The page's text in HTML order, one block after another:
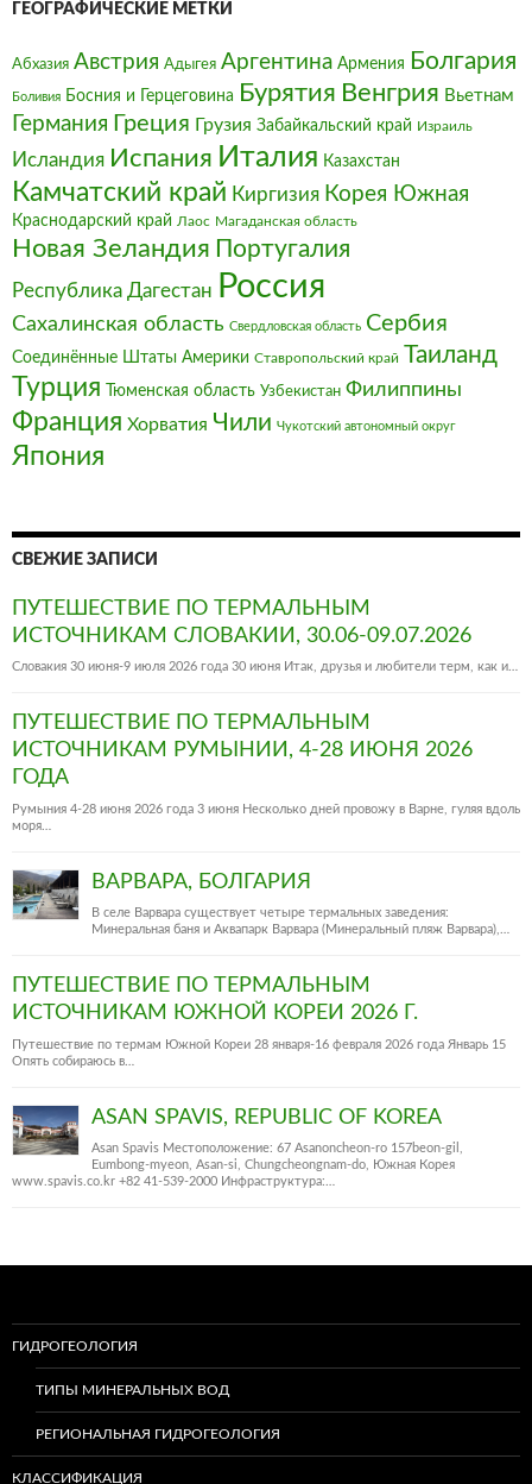
ГЕОГРАФИЧЕСКИЕ МЕТКИ
Абхазия Австрия‎ Адыгея Аргентина Армения Болгария‎
Боливия Босния и Герцеговина Бурятия Венгрия Вьетнам
Германия Греция Грузия Забайкальский край Израиль
Исландия Испания Италия‎ Казахстан
Камчатский край Киргизия Корея Южная
Краснодарский край Лаос Магаданская область
Новая Зеландия Португалия
Республика Дагестан Россия
Сахалинская область Свердловская область Сербия
Соединённые Штаты Америки Ставропольский край Таиланд
Турция Тюменская область Узбекистан Филиппины
Франция‎ Хорватия Чили Чукотский автономный округ
Япония
СВЕЖИЕ ЗАПИСИ
ПУТЕШЕСТВИЕ ПО ТЕРМАЛЬНЫМ
ИСТОЧНИКАМ СЛОВАКИИ, 30.06-09.07.2026
Словакия 30 июня-9 июля 2026 года 30 июня Итак, друзья и любители терм, как и…
ПУТЕШЕСТВИЕ ПО ТЕРМАЛЬНЫМ
ИСТОЧНИКАМ РУМЫНИИ, 4-28 ИЮНЯ 2026
ГОДА
Румыния 4-28 июня 2026 года 3 июня Несколько дней провожу в Варне, гуляя вдоль
моря…
ВАРВАРА, БОЛГАРИЯ
В селе Варвара существует четыре термальных заведения:
Минеральная баня и Аквапарк Варвара (Минеральный пляж Варвара),…
ПУТЕШЕСТВИЕ ПО ТЕРМАЛЬНЫМ
ИСТОЧНИКАМ ЮЖНОЙ КОРЕИ 2026 Г.
Путешествие по термам Южной Кореи 28 января-16 февраля 2026 года Январь 15
Опять собираюсь в…
ASAN SPAVIS, REPUBLIC OF KOREA
Asan Spavis Местоположение: 67 Asanoncheon-ro 157beon-gil,
Eumbong-myeon, Asan-si, Chungcheongnam-do, Южная Корея
www.spavis.co.kr +82 41-539-2000 Инфраструктура:…
ГИДРОГЕОЛОГИЯ
ТИПЫ МИНЕРАЛЬНЫХ ВОД
РЕГИОНАЛЬНАЯ ГИДРОГЕОЛОГИЯ
КЛАССИФИКАЦИЯ